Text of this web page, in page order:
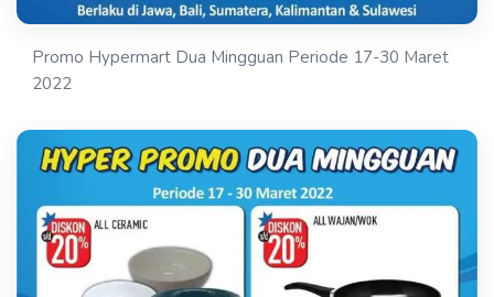
Promo Hypermart Dua Mingguan Periode 17-30 Maret
2022